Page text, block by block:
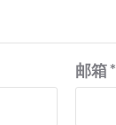
邮箱*